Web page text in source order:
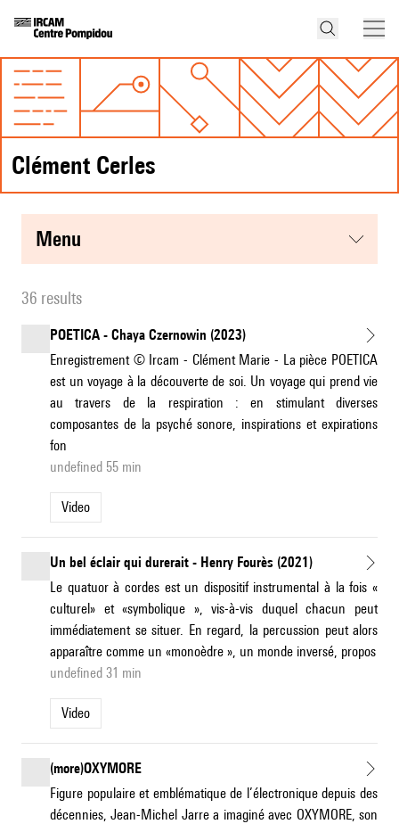
Clément Cerles
menu
36 results
POETICA - Chaya Czernowin (2023)
Enregistrement © Ircam - Clément Marie - La pièce POETICA
est un voyage à la découverte de soi. Un voyage qui prend vie
au travers de la respiration : en stimulant diverses
composantes de la psyché sonore, inspirations et expirations
fon
undefined 55 min
Video
Un bel éclair qui durerait - Henry Fourès (2021)
Le quatuor à cordes est un dispositif instrumental à la fois «
culturel» et «symbolique », vis-à-vis duquel chacun peut
immédiatement se situer. En regard, la percussion peut alors
apparaître comme un «monoèdre », un monde inversé, propos
undefined 31 min
Video
(more)OXYMORE
Figure populaire et emblématique de l’électronique depuis des
décennies, Jean-Michel Jarre a imaginé avec OXYMORE, son